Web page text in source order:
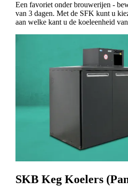
Een favoriet onder brouwerijen -
van 3 dagen. Met de SFK kunt u
aan welke kant u de koeleenheid
SKB Keg Koelers